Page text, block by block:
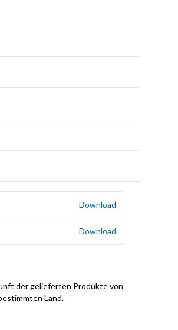
Download
Download
der gelieferten Produkte von
Land.